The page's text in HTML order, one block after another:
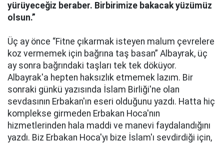
yürüyeceğiz beraber. Birbirimize bakacak yüzümüz
olsun.”
Üç ay önce “Fitne çıkarmak isteyen malum çevrelere
koz vermemek için bağrına taş basan” Albayrak, üç
ay sonra bağrındaki taşları tek tek döküyor.
Albayrak'a hepten haksızlık etmemek lazım. Bir
sonraki günkü yazısında İslam Birliği'ne olan
sevdasının Erbakan'ın eseri olduğunu yazdı. Hatta hiç
komplekse girmeden Erbakan Hoca'nın
hizmetlerinden hala maddi ve manevi faydalandığını
yazdı. Biz Erbakan Hoca'yı bize İslam'ı sevdirdiği için,